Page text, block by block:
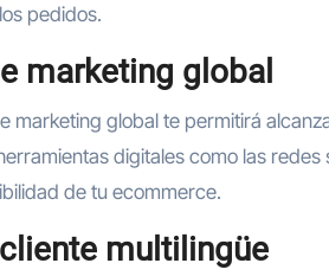
pedidos.
marketing global
marketing global te permitirá
digitales como las
de tu ecommerce.
multilingüe